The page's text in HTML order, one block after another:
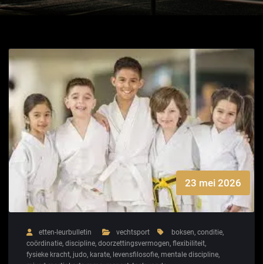
23 mei 2026
etten-leurbulletin vechtsport boksen, conditie,
coördinatie, discipline, doorzettingsvermogen, flexibiliteit,
fysieke kracht, judo, karate, levensfilosofie, mentale discipline,